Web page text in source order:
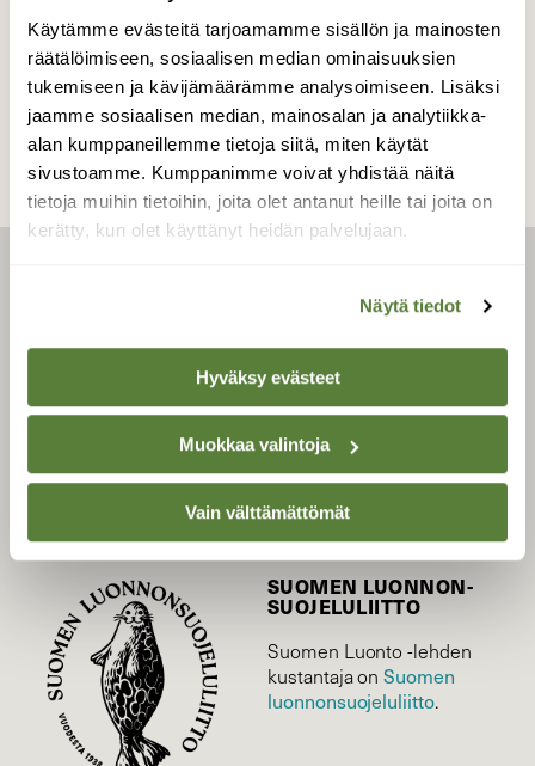
Käytämme evästeitä tarjoamamme sisällön ja mainosten
räätälöimiseen, sosiaalisen median ominaisuuksien
tukemiseen ja kävijämäärämme analysoimiseen. Lisäksi
jaamme sosiaalisen median, mainosalan ja analytiikka-
alan kumppaneillemme tietoja siitä, miten käytät
sivustoamme. Kumppanimme voivat yhdistää näitä
tietoja muihin tietoihin, joita olet antanut heille tai joita on
kerätty, kun olet käyttänyt heidän palvelujaan.
Näytä tiedot
Hyväksy evästeet
Muokkaa valintoja
Vain välttämättömät
TAKAISIN LISTAAN
Tilaa Suomen Luonto
Tilaa digilukuoikeus
Äänestä parasta juttua
Tilaa uutiskirje
SUOMEN LUONNON­
SUOJELU­LIITTO
Suomen Luonto -lehden
kustantaja onSuomen
luonnonsuojelu­liitto.